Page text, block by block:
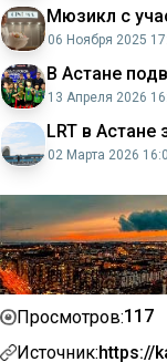
Мюзикл с
06 Ноября 2025
В Астане
13 Апреля 2026
LRT в Астане
02 Марта 2026
Просмотров:117
Источник:https://